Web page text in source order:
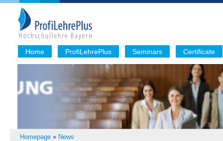
Home ProfiLehrePlus Seminars Certificate
Homepage » News